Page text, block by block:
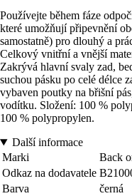
Používejte během fáze
které umožňují připevnění
samostatně) pro dlouhý a
Celkový vnitřní a vnější
Zakrývá hlavní svaly zad,
suchou pásku po celé délce
vybaven poutky na břišní
vodítku. Složení: 100 %
100 % polypropylen.
Další informace
Marki
Back
Odkaz na dodavatele
Barva
černá